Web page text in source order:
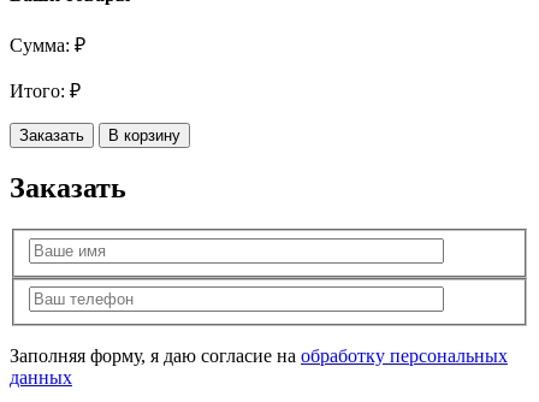
Сумма: ₽
Итого: ₽
Заказать В корзину
Заказать
Заполняя форму, я даю согласие на обработку персональных
данных